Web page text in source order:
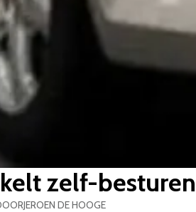
zelf-
JEROEN DE HOOGE